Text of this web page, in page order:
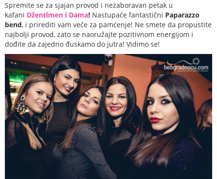
Spremite se za sjajan provod i nezaboravan petak u
kafani Džentlmen i Dama! Nastupaće fantastični Paparazzo
bend, i prirediti vam veče za pamćenje! Ne smete da propustite
najbolji provod, zato se naoružajte pozitivnom energijom i
dođite da zajedno đuskamo do jutra! Vidimo se!